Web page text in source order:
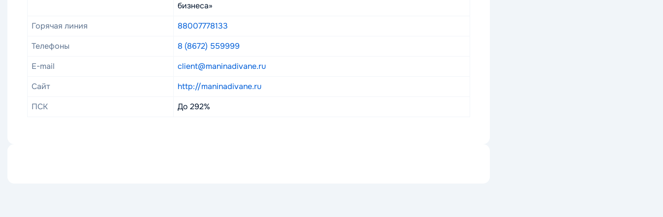
бизнеса»
Горячая линия
88007778133
Телефоны
8 (8672) 559999
E-mail
client@maninadivane.ru
Сайт
http://maninadivane.ru
ПСК
До 292%